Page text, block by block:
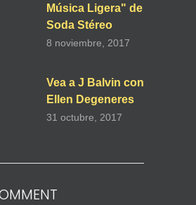
Música Ligera" de
Soda Stéreo
8 noviembre, 2017
Vea a J Balvin con
Ellen Degeneres
31 octubre, 2017